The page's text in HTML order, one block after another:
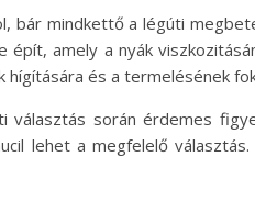
bár mindkettő a légúti
épít, amely a nyák
hígítására és a termelésének
választás során érdemes
lehet a megfelelő